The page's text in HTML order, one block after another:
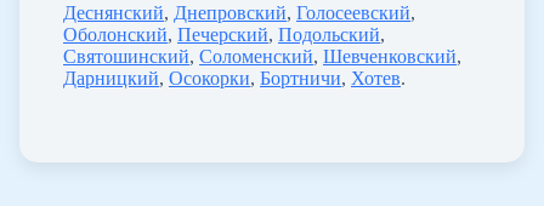
Деснянский, Днепровский, Голосеевский,
Оболонский, Печерский, Подольский,
Святошинский, Соломенский, Шевченковский,
Дарницкий, Осокорки, Бортничи, Хотев.